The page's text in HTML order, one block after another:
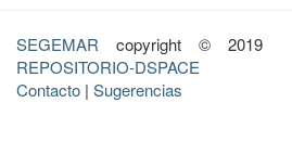
SEGEMAR copyright © 2019
REPOSITORIO-DSPACE
Contacto | Sugerencias